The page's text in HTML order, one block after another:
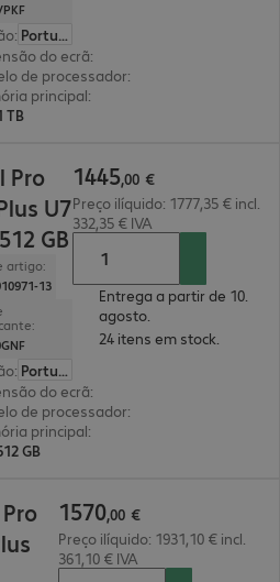
:
Português
do ecrã:
de processador:
principal:
TB
Pro
U7
GB
artigo:
13
:
Português
do ecrã:
de processador:
principal:
GB
1445,00 €
Preço ilíquido: 1777,35 € incl.
332,35 € IVA
Entrega a partir de 10.
agosto.
24 itens em stock.
1570,00 €
Preço ilíquido: 1931,10 € incl.
361,10 € IVA